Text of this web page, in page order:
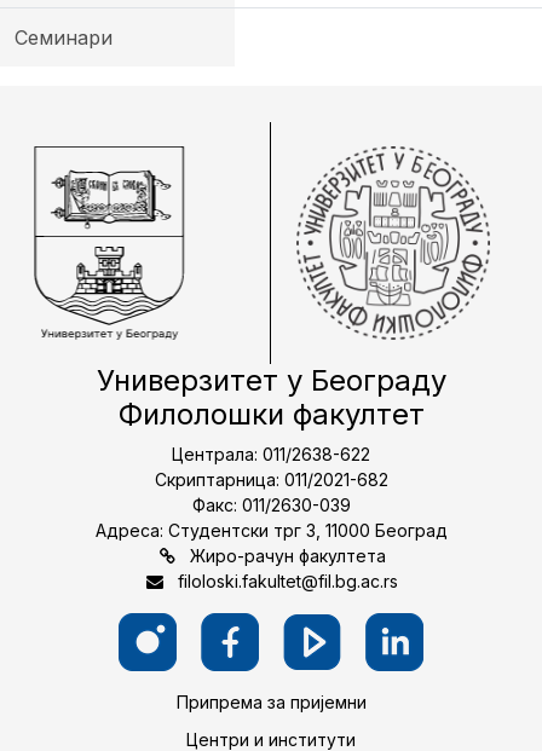
Семинари
Универзитет у Београду
Филолошки факултет
Централа: 011/2638-622
Скриптарница: 011/2021-682
Факс: 011/2630-039
Адреса: Студентски трг 3, 11000 Београд
Жиро-рачун факултета
filoloski.fakultet@fil.bg.ac.rs
Припрема за пријемни
Центри и институти